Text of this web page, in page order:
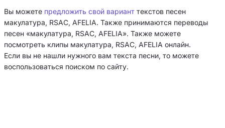
Вы можете предложить свой вариант текстов песен
макулатура, RSAC, AFELIA. Также принимаются переводы
песен «макулатура, RSAC, AFELIA». Также можете
посмотреть клипы макулатура, RSAC, AFELIA онлайн.
Если вы не нашли нужного вам текста песни, то можете
воспользоваться поиском по сайту.